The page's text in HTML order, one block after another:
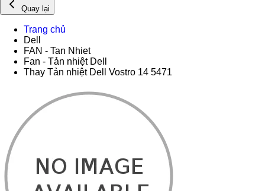
Quay lại
Trang chủ
Dell
FAN - Tan Nhiet
Fan - Tản nhiệt Dell
Thay Tản nhiệt Dell Vostro 14 5471